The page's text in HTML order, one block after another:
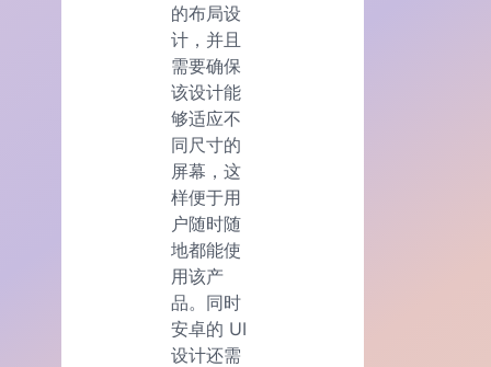
的布局设
计，并且
需要确保
该设计能
够适应不
同尺寸的
屏幕，这
样便于用
户随时随
地都能使
用该产
品。同时
安卓的 UI
设计还需